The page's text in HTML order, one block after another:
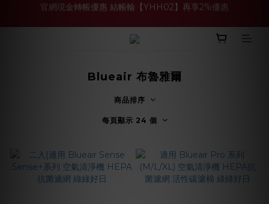
買多件家電找強老闆，比百貨公司更划算 >>
Blueair 布魯雅爾
商品排序
每頁顯示 24 個